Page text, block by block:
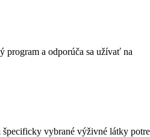
program a odporúča sa užívať na
vybrané výživné látky